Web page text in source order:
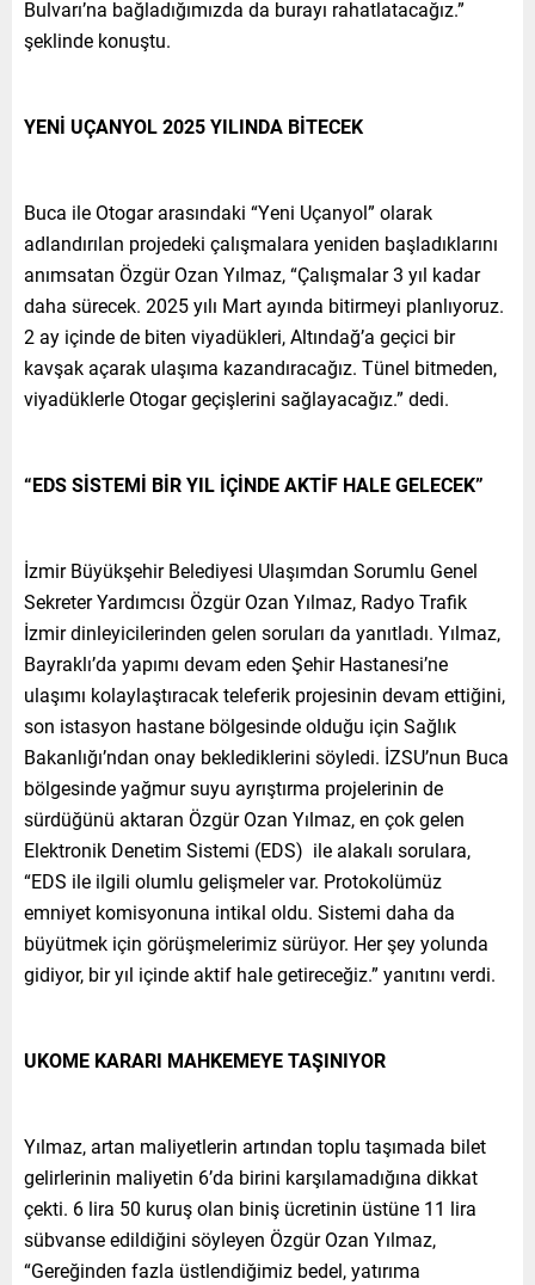
Bulvarı’na bağladığımızda da burayı rahatlatacağız.”
şeklinde konuştu.
YENİ UÇANYOL 2025 YILINDA BİTECEK
Buca ile Otogar arasındaki “Yeni Uçanyol” olarak
adlandırılan projedeki çalışmalara yeniden başladıklarını
anımsatan Özgür Ozan Yılmaz, “Çalışmalar 3 yıl kadar
daha sürecek. 2025 yılı Mart ayında bitirmeyi planlıyoruz.
2 ay içinde de biten viyadükleri, Altındağ’a geçici bir
kavşak açarak ulaşıma kazandıracağız. Tünel bitmeden,
viyadüklerle Otogar geçişlerini sağlayacağız.” dedi.
“EDS SİSTEMİ BİR YIL İÇİNDE AKTİF HALE GELECEK”
İzmir Büyükşehir Belediyesi Ulaşımdan Sorumlu Genel
Sekreter Yardımcısı Özgür Ozan Yılmaz, Radyo Trafik
İzmir dinleyicilerinden gelen soruları da yanıtladı. Yılmaz,
Bayraklı’da yapımı devam eden Şehir Hastanesi’ne
ulaşımı kolaylaştıracak teleferik projesinin devam ettiğini,
son istasyon hastane bölgesinde olduğu için Sağlık
Bakanlığı’ndan onay beklediklerini söyledi. İZSU’nun Buca
bölgesinde yağmur suyu ayrıştırma projelerinin de
sürdüğünü aktaran Özgür Ozan Yılmaz, en çok gelen
Elektronik Denetim Sistemi (EDS) ile alakalı sorulara,
“EDS ile ilgili olumlu gelişmeler var. Protokolümüz
emniyet komisyonuna intikal oldu. Sistemi daha da
büyütmek için görüşmelerimiz sürüyor. Her şey yolunda
gidiyor, bir yıl içinde aktif hale getireceğiz.” yanıtını verdi.
UKOME KARARI MAHKEMEYE TAŞINIYOR
Yılmaz, artan maliyetlerin artından toplu taşımada bilet
gelirlerinin maliyetin 6’da birini karşılamadığına dikkat
çekti. 6 lira 50 kuruş olan biniş ücretinin üstüne 11 lira
sübvanse edildiğini söyleyen Özgür Ozan Yılmaz,
“Gereğinden fazla üstlendiğimiz bedel, yatırıma